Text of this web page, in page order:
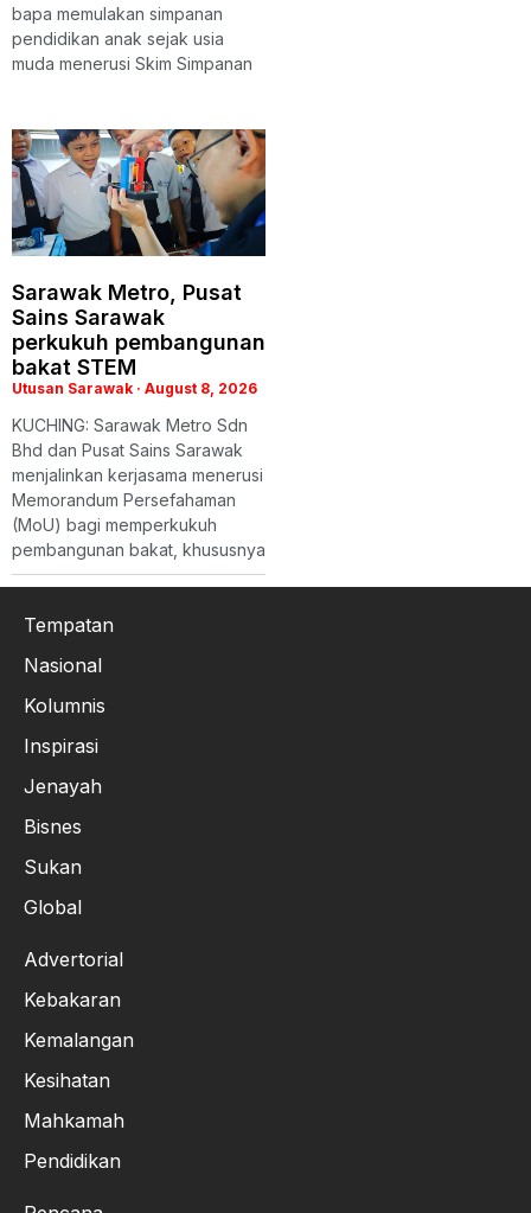
bapa memulakan simpanan
pendidikan anak sejak usia
muda menerusi Skim Simpanan
Sarawak Metro, Pusat
Sains Sarawak
perkukuh pembangunan
bakat STEM
Utusan Sarawak August 8, 2026
KUCHING: Sarawak Metro Sdn
Bhd dan Pusat Sains Sarawak
menjalinkan kerjasama menerusi
Memorandum Persefahaman
(MoU) bagi memperkukuh
pembangunan bakat, khususnya
Tempatan
Nasional
Kolumnis
Inspirasi
Jenayah
Bisnes
Sukan
Global
Advertorial
Kebakaran
Kemalangan
Kesihatan
Mahkamah
Pendidikan